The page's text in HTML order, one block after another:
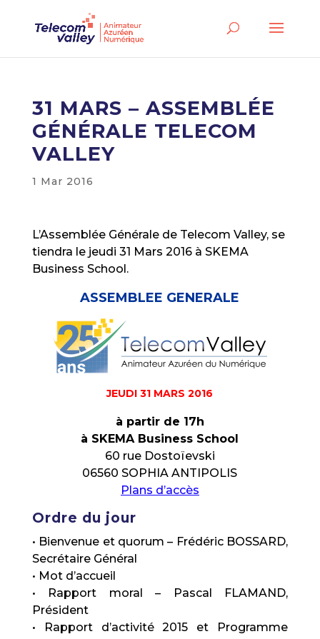
31 MARS – ASSEMBLÉE
GÉNÉRALE TELECOM
VALLEY
1 Mar 2016
L’Assemblée Générale de Telecom Valley, se
tiendra le jeudi 31 Mars 2016 à SKEMA
Business School.
ASSEMBLEE GENERALE
JEUDI 31 MARS 2016
à partir de 17h
à SKEMA Business School
60 rue Dostoïevski
06560 SOPHIA ANTIPOLIS
Plans d’accès
Ordre du jour
• Bienvenue et quorum – Frédéric BOSSARD,
Secrétaire Général
• Mot d’accueil
• Rapport moral – Pascal FLAMAND,
Président
• Rapport d’activité 2015 et Programme